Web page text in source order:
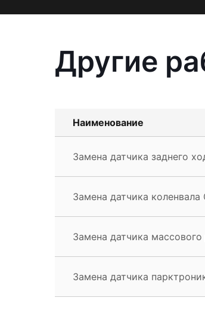
Другие
Наименование
Замена датчика заднего
Замена датчика коленвала
Замена датчика
Замена датчика